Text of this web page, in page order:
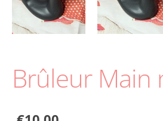
Brûleur Main